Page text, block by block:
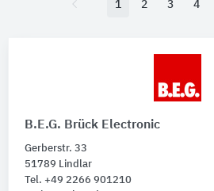
Nachhaltigkeit
Bewegungsmelder
Fernschalteinrichtungen
1 2 3 4
B.E.G. Brück Electronic
Gerberstr. 33
51789 Lindlar
Tel. +49 2266 901210